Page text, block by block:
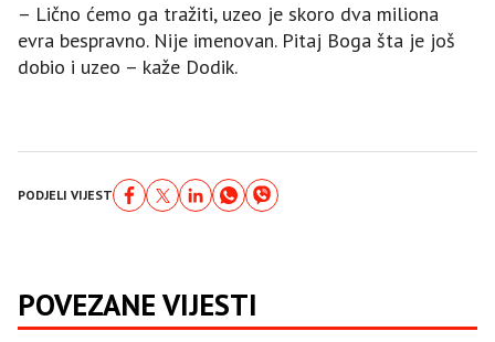
– Lično ćemo ga tražiti, uzeo je skoro dva miliona
evra bespravno. Nije imenovan. Pitaj Boga šta je još
dobio i uzeo – kaže Dodik.
PODJELI VIJEST
POVEZANE VIJESTI